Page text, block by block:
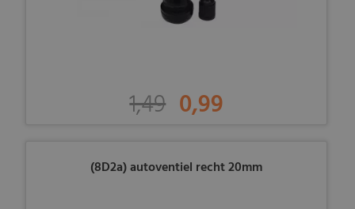
1,49 0,99
(8D2a) autoventiel recht 20mm